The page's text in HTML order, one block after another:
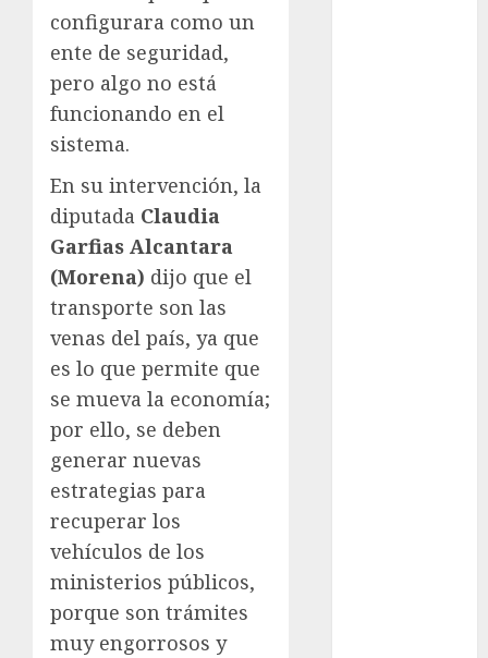
configurara como un
ente de seguridad,
pero algo no está
funcionando en el
sistema.
En su intervención, la
diputada Claudia
Garfias Alcantara
(Morena) dijo que el
transporte son las
venas del país, ya que
es lo que permite que
se mueva la economía;
por ello, se deben
generar nuevas
estrategias para
recuperar los
vehículos de los
ministerios públicos,
porque son trámites
muy engorrosos y